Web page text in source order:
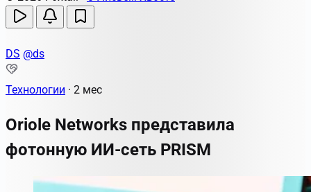
DS @ds
Технологии · 2 мес
Oriole Networks представила
фотонную ИИ-сеть PRISM